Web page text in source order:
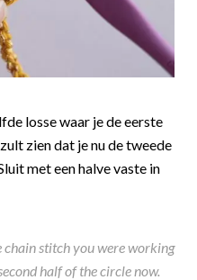
losse waar je de eerste
zien dat je nu de tweede
met een halve vaste in
chain stitch you were working
half of the circle now.